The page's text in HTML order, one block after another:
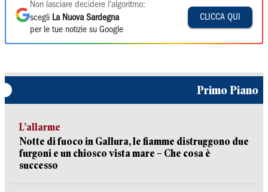
Non lasciare decidere l'algoritmo:
scegli La Nuova Sardegna
per le tue notizie su Google
CLICCA QUI
Primo Piano
L’allarme
Notte di fuoco in Gallura, le fiamme distruggono due
furgoni e un chiosco vista mare – Che cosa è
successo